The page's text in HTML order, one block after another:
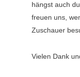
hängst auch
freuen uns,
Zuschauer
Vielen Dank